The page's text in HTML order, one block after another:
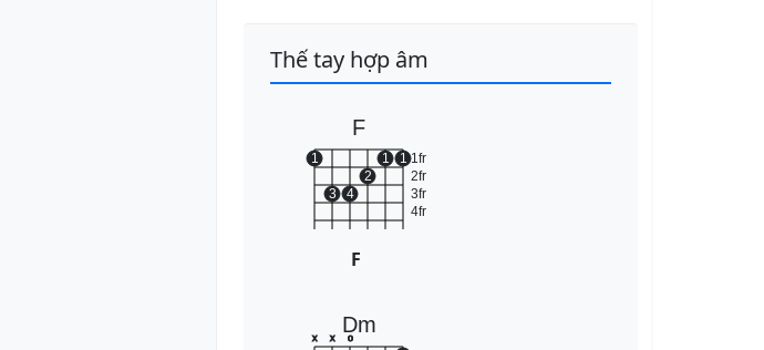
Thế tay hợp âm
F
1fr
2fr
3fr
4fr
1
3 4
2
1 1
F
Dm
x x o